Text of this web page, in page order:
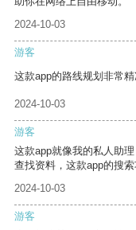
2024-10-03
游客
这款app的路线规划非常
2024-10-03
游客
这款app就像我的私人助
查找资料，这款app的搜
2024-10-03
游客